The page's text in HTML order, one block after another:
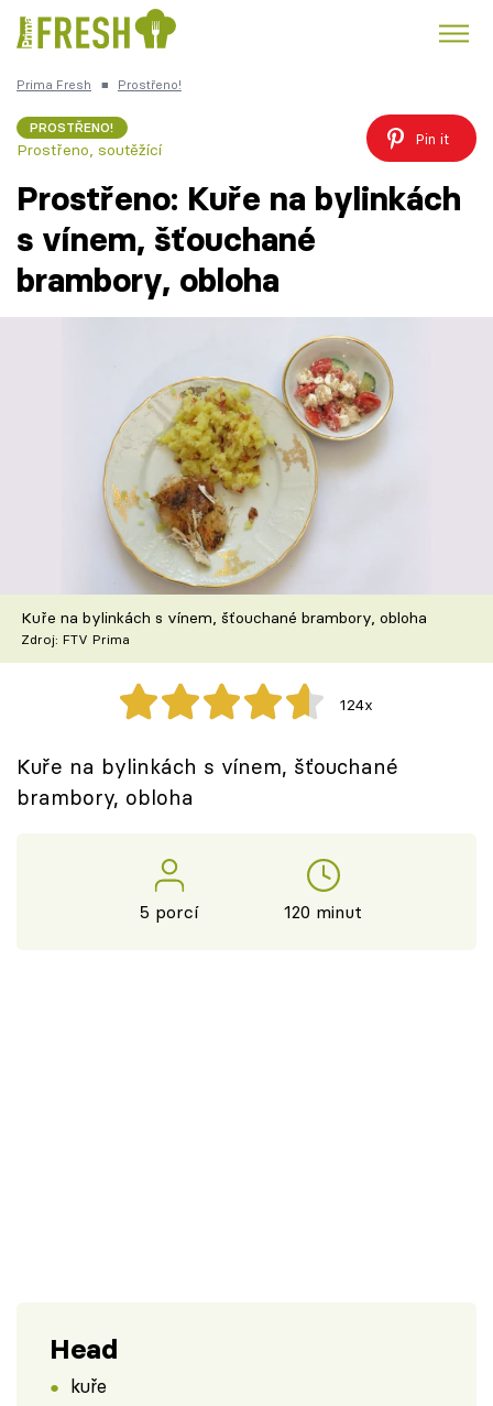
Česká kuchyně
Témata
TV Program
Škola vaření
Recepty z TV
Speciál: Cuketa
Těhotnej kuchař
Přihlášení
Prima Fresh ■ Prostřeno!
PROSTŘENO!
Prostřeno, soutěžící
Pin it
Prostřeno: Kuře na bylinkách
s vínem, šťouchané
brambory, obloha
Kuře na bylinkách s vínem, šťouchané brambory, obloha
Zdroj: FTV Prima
124x
Kuře na bylinkách s vínem, šťouchané
brambory, obloha
5 porcí 120 minut
Head
kuře